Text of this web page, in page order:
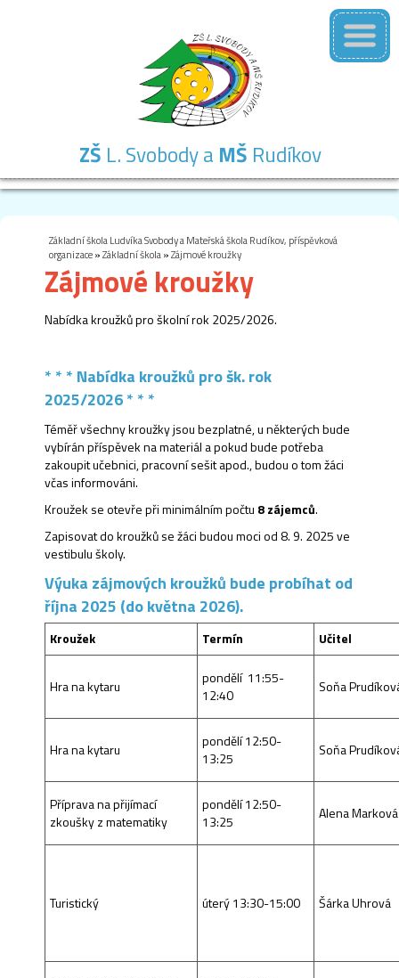
ZŠ L. Svobody a MŠ Rudíkov
Základní škola Ludvíka Svobody a Mateřská škola Rudíkov, příspěvková
organizace»Základní škola»Zájmové kroužky
Zájmové kroužky
Nabídka kroužků pro školní rok 2025/2026.
* * * Nabídka kroužků pro šk. rok
2025/2026 * * *
Téměř všechny kroužky jsou bezplatné, u některých bude
vybírán příspěvek na materiál a pokud bude potřeba
zakoupit učebnici, pracovní sešit apod., budou o tom žáci
včas informováni.
Kroužek se otevře při minimálním počtu 8 zájemců.
Zapisovat do kroužků se žáci budou moci od 8. 9. 2025 ve
vestibulu školy.
Výuka zájmových kroužků bude probíhat od
října 2025 (do května 2026).
Kroužek Termín Učitel
Hra na kytaru
pondělí 11:55-
12:40
Soňa
Hra na kytaru
pondělí 12:50-
13:25
Soňa
Příprava na přijímací
zkoušky z matematiky
pondělí 12:50-
13:25
Alena Marková
Turistický úterý 13:30-15:00 Šárka Uhrová